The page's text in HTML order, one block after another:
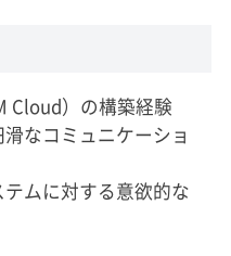
Cloud）の構築経験
なコミュニケーショ
ムに対する意欲的な